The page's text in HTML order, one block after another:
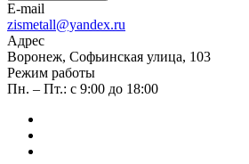
E-mail
zismetall@yandex.ru
Адрес
Воронеж, Софьинская улица, 103
Режим работы
Пн. – Пт.: с 9:00 до 18:00